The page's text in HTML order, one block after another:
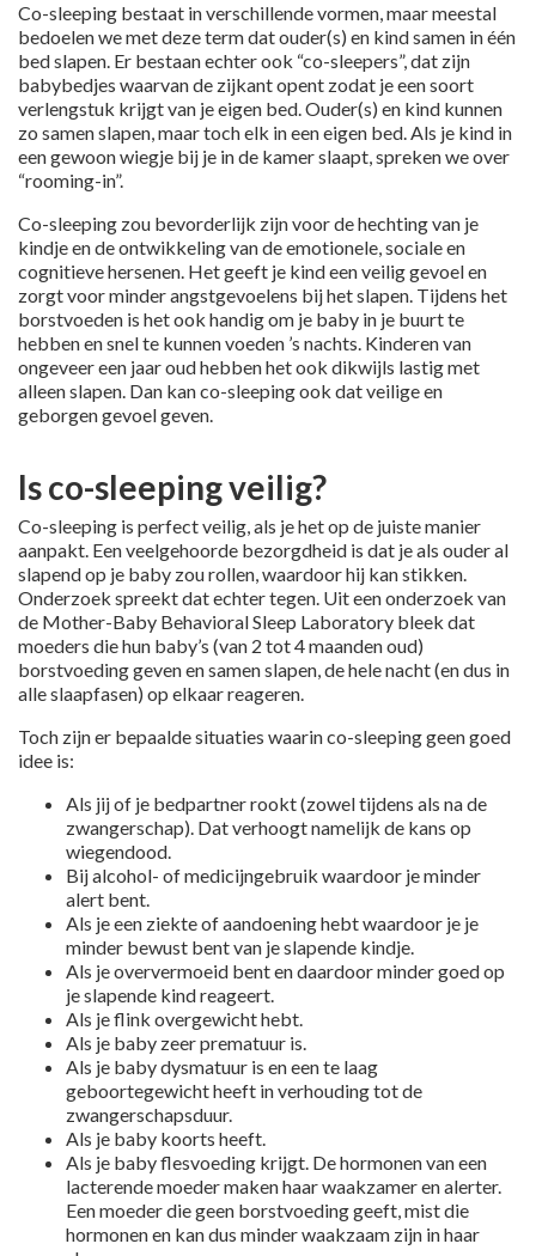
Co-sleeping bestaat in verschillende vormen, maar meestal
bedoelen we met deze term dat ouder(s) en kind samen in één
bed slapen. Er bestaan echter ook “co-sleepers”, dat zijn
babybedjes waarvan de zijkant opent zodat je een soort
verlengstuk krijgt van je eigen bed. Ouder(s) en kind kunnen
zo samen slapen, maar toch elk in een eigen bed. Als je kind in
een gewoon wiegje bij je in de kamer slaapt, spreken we over
“rooming-in”.
Co-sleeping zou bevorderlijk zijn voor de hechting van je
kindje en de ontwikkeling van de emotionele, sociale en
cognitieve hersenen. Het geeft je kind een veilig gevoel en
zorgt voor minder angstgevoelens bij het slapen. Tijdens het
borstvoeden is het ook handig om je baby in je buurt te
hebben en snel te kunnen voeden ’s nachts. Kinderen van
ongeveer een jaar oud hebben het ook dikwijls lastig met
alleen slapen. Dan kan co-sleeping ook dat veilige en
geborgen gevoel geven.
Is co-sleeping veilig?
Co-sleeping is perfect veilig, als je het op de juiste manier
aanpakt. Een veelgehoorde bezorgdheid is dat je als ouder al
slapend op je baby zou rollen, waardoor hij kan stikken.
Onderzoek spreekt dat echter tegen. Uit een onderzoek van
de Mother-Baby Behavioral Sleep Laboratory bleek dat
moeders die hun baby’s (van 2 tot 4 maanden oud)
borstvoeding geven en samen slapen, de hele nacht (en dus in
alle slaapfasen) op elkaar reageren.
Toch zijn er bepaalde situaties waarin co-sleeping geen goed
idee is:
Als jij of je bedpartner rookt (zowel tijdens als na de
zwangerschap). Dat verhoogt namelijk de kans op
wiegendood.
Bij alcohol- of medicijngebruik waardoor je minder
alert bent.
Als je een ziekte of aandoening hebt waardoor je je
minder bewust bent van je slapende kindje.
Als je oververmoeid bent en daardoor minder goed op
je slapende kind reageert.
Als je flink overgewicht hebt.
Als je baby zeer prematuur is.
Als je baby dysmatuur is en een te laag
geboortegewicht heeft in verhouding tot de
zwangerschapsduur.
Als je baby koorts heeft.
Als je baby flesvoeding krijgt. De hormonen van een
lacterende moeder maken haar waakzamer en alerter.
Een moeder die geen borstvoeding geeft, mist die
hormonen en kan dus minder waakzaam zijn in haar